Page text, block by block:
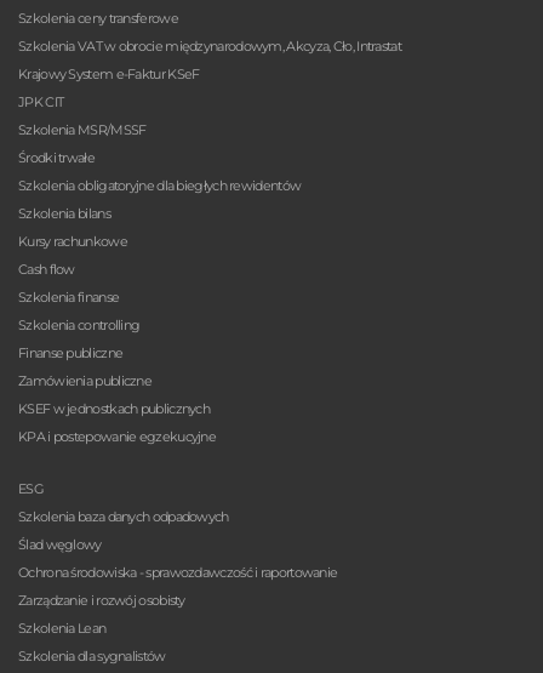
Szkolenia ceny transferowe
Szkolenia VAT w obrocie międzynarodowym, Akcyza, Cło, Intrastat
Krajowy System e-Faktur KSeF
JPK CIT
Szkolenia MSR/MSSF
Środki trwałe
Szkolenia obligatoryjne dla biegłych rewidentów
Szkolenia bilans
Kursy rachunkowe
Cash flow
Szkolenia finanse
Szkolenia controlling
Finanse publiczne
Zamówienia publiczne
KSEF w jednostkach publicznych
KPA i postepowanie egzekucyjne
ESG
Szkolenia baza danych odpadowych
Ślad węglowy
Ochrona środowiska - sprawozdawczość i raportowanie
Zarządzanie i rozwój osobisty
Szkolenia Lean
Szkolenia dla sygnalistów